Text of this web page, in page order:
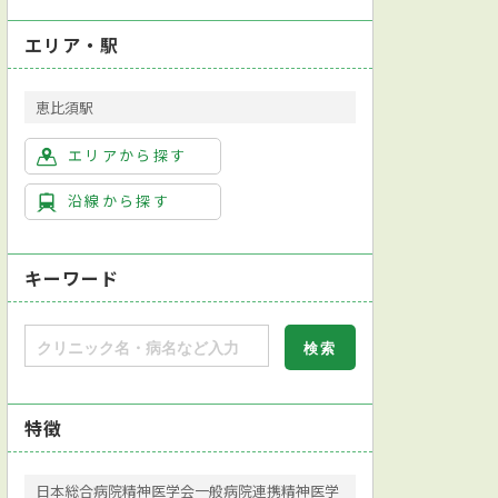
エリア・駅
恵比須駅
エリアから探す
沿線から探す
キーワード
特徴
日本総合病院精神医学会一般病院連携精神医学